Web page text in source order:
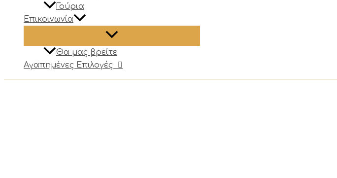
Γούρια
Επικοινωνία
Θα μας βρείτε
Αγαπημένες Επιλογές